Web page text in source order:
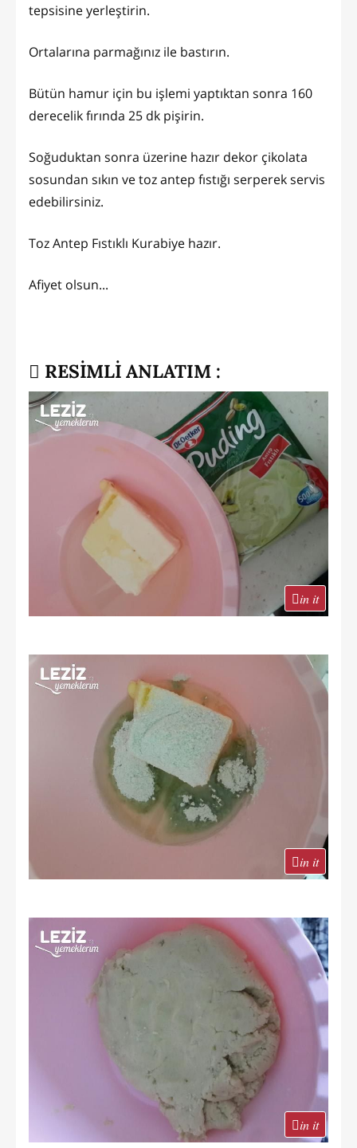
tepsisine yerleştirin.
Ortalarına parmağınız ile bastırın.
Bütün hamur için bu işlemi yaptıktan sonra 160
derecelik fırında 25 dk pişirin.
Soğuduktan sonra üzerine hazır dekor çikolata
sosundan sıkın ve toz antep fıstığı serperek servis
edebilirsiniz.
Toz Antep Fıstıklı Kurabiye hazır.
Afiyet olsun...
RESİMLİ ANLATIM :
in it
in it
in it